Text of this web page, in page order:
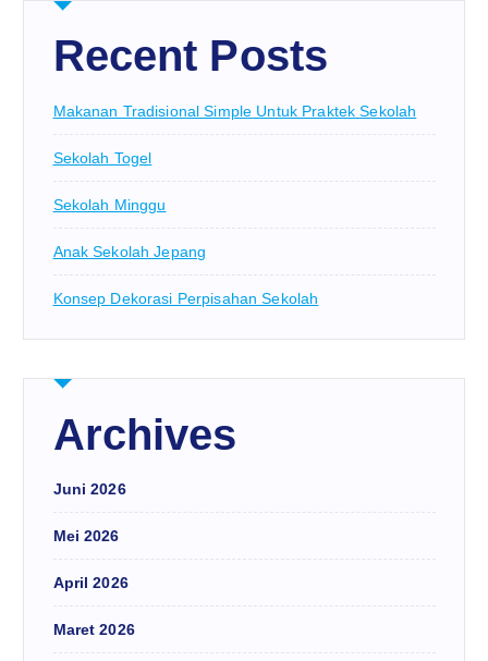
Recent Posts
Makanan Tradisional Simple Untuk Praktek Sekolah
Sekolah Togel
Sekolah Minggu
Anak Sekolah Jepang
Konsep Dekorasi Perpisahan Sekolah
Archives
Juni 2026
Mei 2026
April 2026
Maret 2026